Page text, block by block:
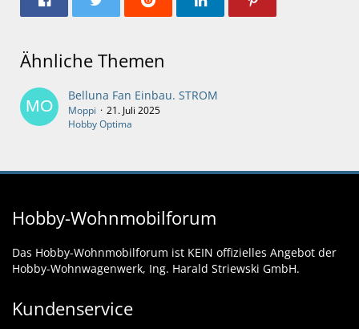
Ähnliche Themen
Belluna Fan Einbau. STROM
Moppi
21. Juli 2025
Hobby Optima
Hobby-Wohnmobilforum
Das Hobby-Wohnmobilforum ist KEIN offizielles Angebot der
Hobby-Wohnwagenwerk, Ing. Harald Striewski GmbH.
Kundenservice